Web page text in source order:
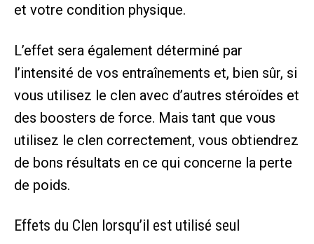
et votre condition physique.
L’effet sera également déterminé par
l’intensité de vos entraînements et, bien sûr, si
vous utilisez le clen avec d’autres stéroïdes et
des boosters de force. Mais tant que vous
utilisez le clen correctement, vous obtiendrez
de bons résultats en ce qui concerne la perte
de poids.
Effets du Clen lorsqu’il est utilisé seul